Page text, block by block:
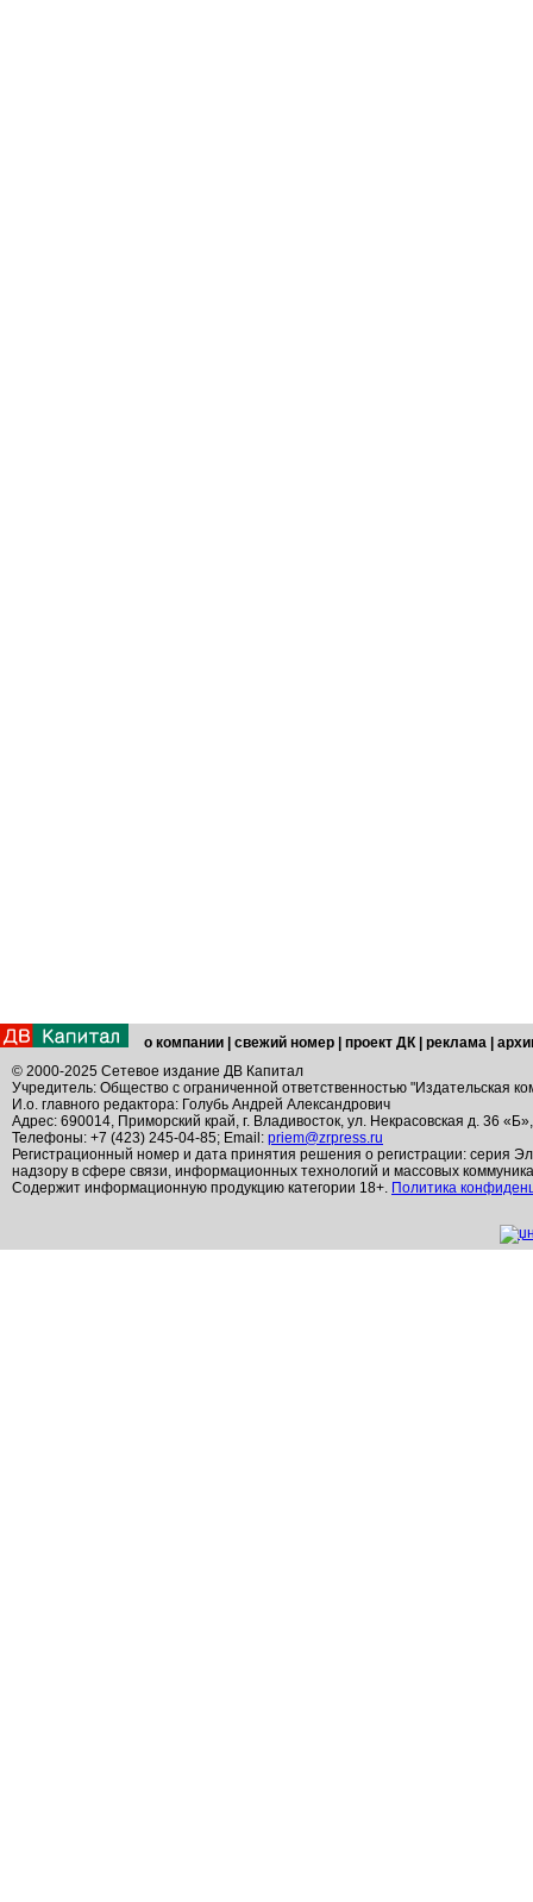
о компании свежий номер проект ДК реклама
© 2000-2025 Сетевое издание ДВ Капитал
Учредитель: Общество с ограниченной ответственностью "Издательская
И.о. главного редактора: Голубь Андрей Александрович
Адрес: 690014, Приморский край, г. Владивосток, ул. Некрасовская д. 36
Телефоны: +7 (423) 245-04-85; Email: priem@zrpress.ru
Регистрационный номер и дата принятия решения о регистрации: серия
надзору в сфере связи, информационных технологий и массовых
Содержит информационную продукцию категории 18+. Политика